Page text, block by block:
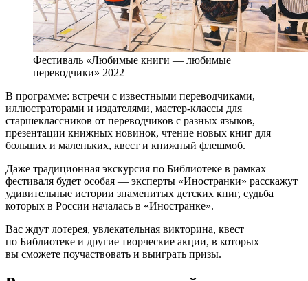
Фестиваль «Любимые книги — любимые
переводчики» 2022
В программе: встречи с известными переводчиками,
иллюстраторами и издателями, мастер-классы для
старшеклассников от переводчиков с разных языков,
презентации книжных новинок, чтение новых книг для
больших и маленьких, квест и книжный флешмоб.
Даже традиционная экскурсия по Библиотеке в рамках
фестиваля будет особая — эксперты «Иностранки» расскажут
удивительные истории знаменитых детских книг, судьба
которых в России началась в «Иностранке».
Вас ждут лотерея, увлекательная викторина, квест
по Библиотеке и другие творческие акции, в которых
вы сможете поучаствовать и выиграть призы.